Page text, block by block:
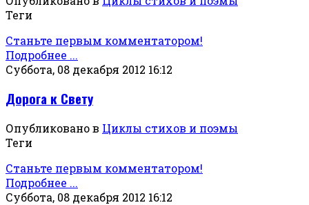
Теги
Станьте первым комментатором!
Подробнее ...
Суббота, 08 декабря 2012 16:12
Дорога к Свету
Опубликовано в Циклы стихов и поэмы
Теги
Станьте первым комментатором!
Подробнее ...
Суббота, 08 декабря 2012 16:12